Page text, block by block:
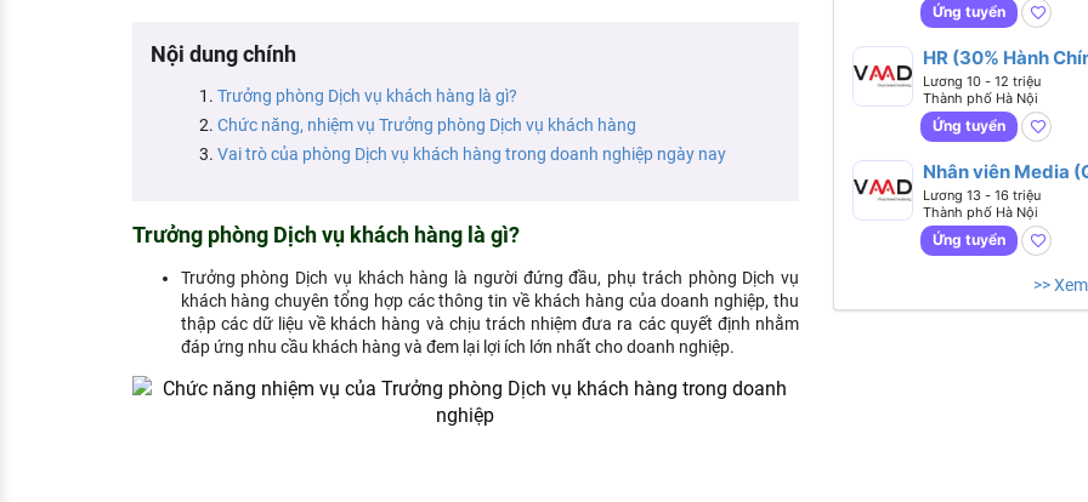
Kỹ năng nghề nghiệp
HƯỚNG NGHIỆP VIỆC LÀM
Đặc trưng từng nghề
XÂY DỰNG VÀ PHÁT TRIỂN ĐỘI NGŨ
TUYỂN DỤNG VIỆC LÀM
Nội dung chính
Trưởng phòng Dịch vụ khách hàng là gì?
Chức năng, nhiệm vụ Trưởng phòng Dịch vụ khách hàng
Vai trò của phòng Dịch vụ khách hàng trong doanh nghiệp ngày nay
Trưởng phòng Dịch vụ khách hàng là gì?
Trưởng phòng Dịch vụ khách hàng là người đứng đầu, phụ trách phòng Dịch vụ
khách hàng chuyên tổng hợp các thông tin về khách hàng của doanh nghiệp, thu
thập các dữ liệu về khách hàng và chịu trách nhiệm đưa ra các quyết định nhằm
đáp ứng nhu cầu khách hàng và đem lại lợi ích lớn nhất cho doanh nghiệp.
Ứng tuyển
HR (30% Hành
70% Tuyển Dụng)
Lương 10 - 12 triệu
Thành phố Hà Nội
Ứng tuyển
Nhân viên Media
- Dựng)
Lương 13 - 16 triệu
Thành phố Hà Nội
Ứng tuyển
>>